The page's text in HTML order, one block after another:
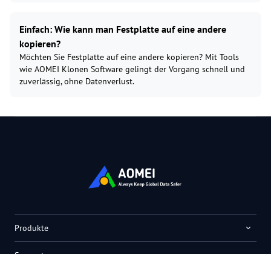
Einfach: Wie kann man Festplatte auf eine andere
kopieren?
Möchten Sie Festplatte auf eine andere kopieren? Mit Tools
wie AOMEI Klonen Software gelingt der Vorgang schnell und
zuverlässig, ohne Datenverlust.
Produkte